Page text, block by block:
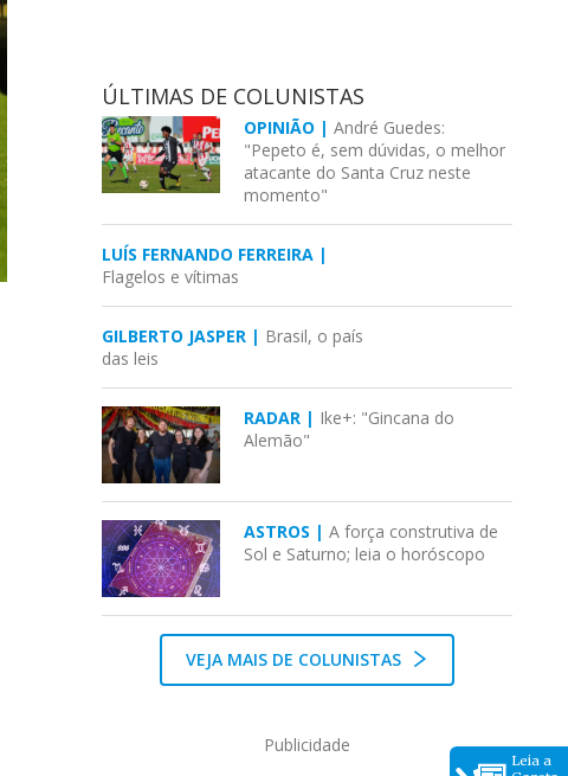
Leia a
ÚLTIMAS DE COLUNISTAS
OPINIÃO |André Guedes:
"Pepeto é, sem dúvidas, o melhor
atacante do Santa Cruz neste
momento"
LUÍS FERNANDO FERREIRA |
Flagelos e vítimas
GILBERTO JASPER | Brasil, o país
das leis
RADAR | Ike+: "Gincana do
Alemão"
ASTROS |A força construtiva de
Sol e Saturno; leia o horóscopo
VEJA MAIS DE COLUNISTAS
Publicidade